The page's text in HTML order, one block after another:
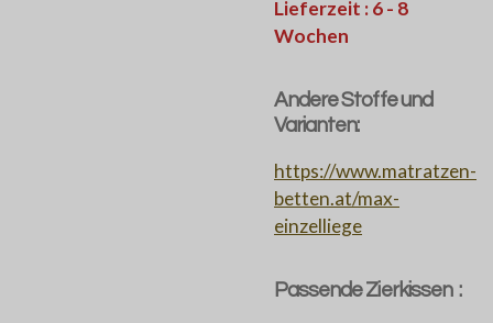
Lieferzeit : 6 - 8
Wochen
Andere Stoffe und
Varianten:
https://www.matratzen-
betten.at/max-
einzelliege
Passende Zierkissen :